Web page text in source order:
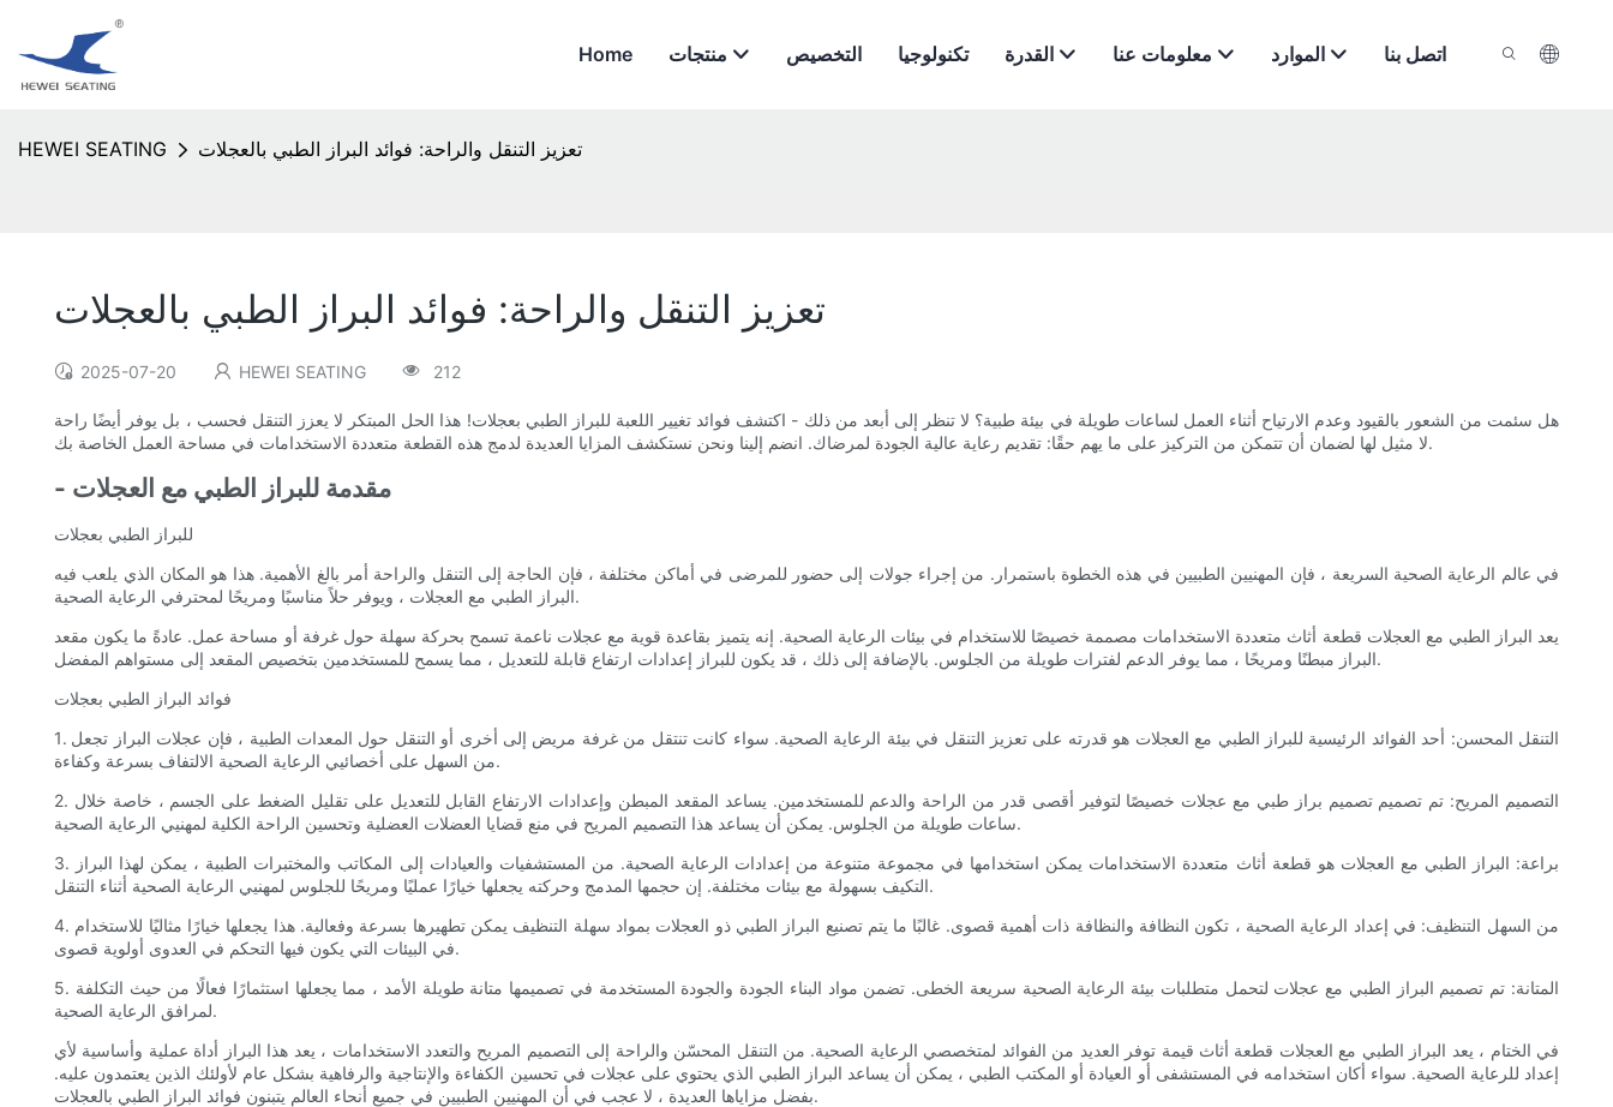
Home منتجات التخصيص تكنولوجيا القدرة معلومات عنا الموارد اتصل بنا
HEWEI SEATING تعزيز التنقل والراحة: فوائد البراز الطبي بالعجلات
تعزيز التنقل والراحة: فوائد البراز الطبي بالعجلات
2025-07-20 HEWEI SEATING 212
هل سئمت من الشعور بالقيود وعدم الارتياح أثناء العمل لساعات طويلة في بيئة طبية؟ لا تنظر إلى أبعد من ذلك - اكتشف فوائد تغيير اللعبة للبراز الطبي بعجلات! هذا الحل المبتكر لا يعزز التنقل فحسب ، بل يوفر أيضًا راحة
لا مثيل لها لضمان أن تتمكن من التركيز على ما يهم حقًا: تقديم رعاية عالية الجودة لمرضاك. انضم إلينا ونحن نستكشف المزايا العديدة لدمج هذه القطعة متعددة الاستخدامات في مساحة العمل الخاصة بك.
- مقدمة للبراز الطبي مع العجلات
للبراز الطبي بعجلات
في عالم الرعاية الصحية السريعة ، فإن المهنيين الطبيين في هذه الخطوة باستمرار. من إجراء جولات إلى حضور للمرضى في أماكن مختلفة ، فإن الحاجة إلى التنقل والراحة أمر بالغ الأهمية. هذا هو المكان الذي يلعب فيه
البراز الطبي مع العجلات ، ويوفر حلاً مناسبًا ومريحًا لمحترفي الرعاية الصحية.
يعد البراز الطبي مع العجلات قطعة أثاث متعددة الاستخدامات مصممة خصيصًا للاستخدام في بيئات الرعاية الصحية. إنه يتميز بقاعدة قوية مع عجلات ناعمة تسمح بحركة سهلة حول غرفة أو مساحة عمل. عادةً ما يكون مقعد
البراز مبطنًا ومريحًا ، مما يوفر الدعم لفترات طويلة من الجلوس. بالإضافة إلى ذلك ، قد يكون للبراز إعدادات ارتفاع قابلة للتعديل ، مما يسمح للمستخدمين بتخصيص المقعد إلى مستواهم المفضل.
فوائد البراز الطبي بعجلات
1. التنقل المحسن: أحد الفوائد الرئيسية للبراز الطبي مع العجلات هو قدرته على تعزيز التنقل في بيئة الرعاية الصحية. سواء كانت تنتقل من غرفة مريض إلى أخرى أو التنقل حول المعدات الطبية ، فإن عجلات البراز تجعل
من السهل على أخصائيي الرعاية الصحية الالتفاف بسرعة وكفاءة.
2. التصميم المريح: تم تصميم تصميم براز طبي مع عجلات خصيصًا لتوفير أقصى قدر من الراحة والدعم للمستخدمين. يساعد المقعد المبطن وإعدادات الارتفاع القابل للتعديل على تقليل الضغط على الجسم ، خاصة خلال
ساعات طويلة من الجلوس. يمكن أن يساعد هذا التصميم المريح في منع قضايا العضلات العضلية وتحسين الراحة الكلية لمهنيي الرعاية الصحية.
3. براعة: البراز الطبي مع العجلات هو قطعة أثاث متعددة الاستخدامات يمكن استخدامها في مجموعة متنوعة من إعدادات الرعاية الصحية. من المستشفيات والعيادات إلى المكاتب والمختبرات الطبية ، يمكن لهذا البراز
التكيف بسهولة مع بيئات مختلفة. إن حجمها المدمج وحركته يجعلها خيارًا عمليًا ومريحًا للجلوس لمهنيي الرعاية الصحية أثناء التنقل.
4. من السهل التنظيف: في إعداد الرعاية الصحية ، تكون النظافة والنظافة ذات أهمية قصوى. غالبًا ما يتم تصنيع البراز الطبي ذو العجلات بمواد سهلة التنظيف يمكن تطهيرها بسرعة وفعالية. هذا يجعلها خيارًا مثاليًا للاستخدام
في البيئات التي يكون فيها التحكم في العدوى أولوية قصوى.
5. المتانة: تم تصميم البراز الطبي مع عجلات لتحمل متطلبات بيئة الرعاية الصحية سريعة الخطى. تضمن مواد البناء الجودة والجودة المستخدمة في تصميمها متانة طويلة الأمد ، مما يجعلها استثمارًا فعالًا من حيث التكلفة
لمرافق الرعاية الصحية.
في الختام ، يعد البراز الطبي مع العجلات قطعة أثاث قيمة توفر العديد من الفوائد لمتخصصي الرعاية الصحية. من التنقل المحسّن والراحة إلى التصميم المريح والتعدد الاستخدامات ، يعد هذا البراز أداة عملية وأساسية لأي
إعداد للرعاية الصحية. سواء أكان استخدامه في المستشفى أو العيادة أو المكتب الطبي ، يمكن أن يساعد البراز الطبي الذي يحتوي على عجلات في تحسين الكفاءة والإنتاجية والرفاهية بشكل عام لأولئك الذين يعتمدون عليه.
بفضل مزاياها العديدة ، لا عجب في أن المهنيين الطبيين في جميع أنحاء العالم يتبنون فوائد البراز الطبي بالعجلات.